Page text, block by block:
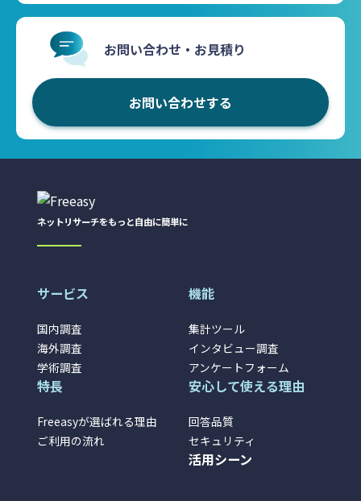
お問い合わせ・お見積り
お問い合わせする
ネットリサーチをもっと自由に簡単に
サービス
国内調査
海外調査
学術調査
特長
Freeasyが選ばれる理由
ご利用の流れ
機能
集計ツール
インタビュー調査
アンケートフォーム
安心して使える理由
回答品質
セキュリティ
活用シーン